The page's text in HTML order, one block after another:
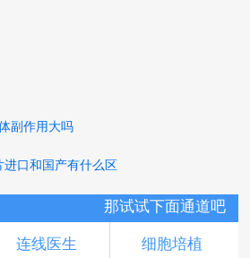
副作用大吗
进口和国产有什么区
那试试下面通道吧
连线医生 细胞培植